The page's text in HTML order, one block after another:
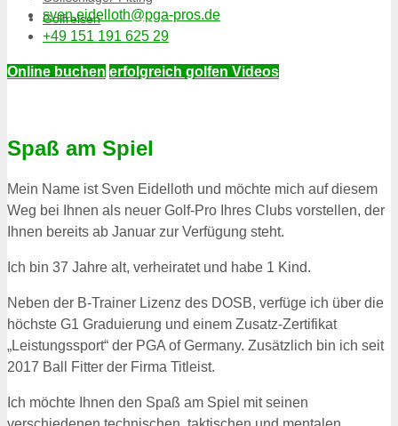
Golfreisen
sven.eidelloth@pga-pros.de
+49 151 191 625 29
Online buchen erfolgreich golfen Videos
Spaß am Spiel
Mein Name ist Sven Eidelloth und möchte mich auf diesem
Weg bei Ihnen als neuer Golf-Pro Ihres Clubs vorstellen, der
Ihnen bereits ab Januar zur Verfügung steht.
Ich bin 37 Jahre alt, verheiratet und habe 1 Kind.
Neben der B-Trainer Lizenz des DOSB, verfüge ich über die
höchste G1 Graduierung und einem Zusatz-Zertifikat
„Leistungssport“ der PGA of Germany. Zusätzlich bin ich seit
2017 Ball Fitter der Firma Titleist.
Ich möchte Ihnen den Spaß am Spiel mit seinen